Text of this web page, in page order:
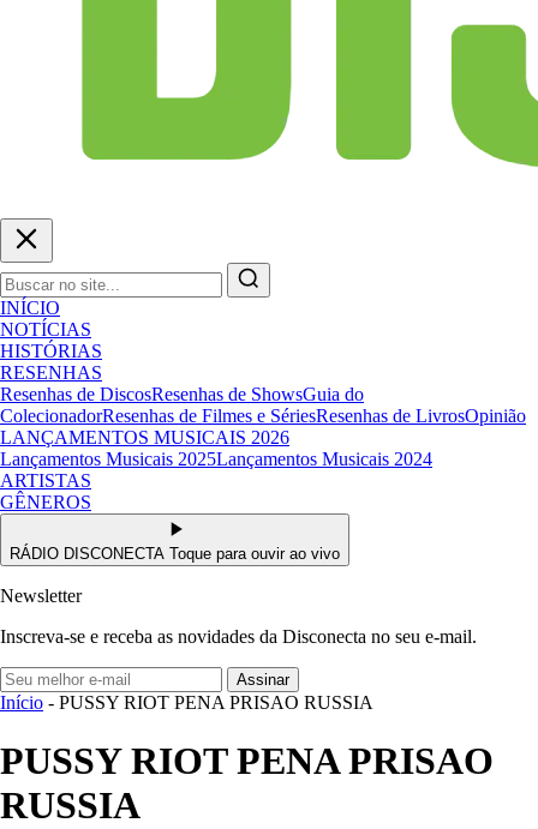
INÍCIO
NOTÍCIAS
HISTÓRIAS
RESENHAS
Resenhas de DiscosResenhas de ShowsGuia do
ColecionadorResenhas de Filmes e SériesResenhas de LivrosOpinião
LANÇAMENTOS MUSICAIS 2026
Lançamentos Musicais 2025Lançamentos Musicais 2024
ARTISTAS
GÊNEROS
RÁDIO DISCONECTA Toque para ouvir ao vivo
Newsletter
Inscreva-se e receba as novidades da Disconecta no seu e-mail.
Assinar
Início - PUSSY RIOT PENA PRISAO RUSSIA
PUSSY RIOT PENA PRISAO
RUSSIA